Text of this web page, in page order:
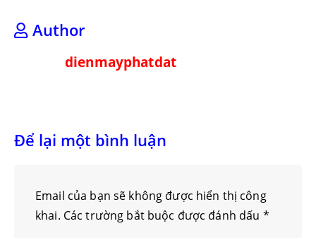
Author
dienmayphatdat
Để lại một bình luận
Email của bạn sẽ không được hiển thị công
khai. Các trường bắt buộc được đánh dấu *